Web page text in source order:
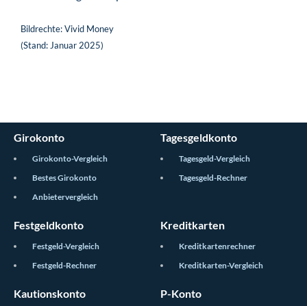
Bildrechte: Vivid Money
(Stand: Januar 2025)
Girokonto
Girokonto-Vergleich
Bestes Girokonto
Anbietervergleich
Tagesgeldkonto
Tagesgeld-Vergleich
Tagesgeld-Rechner
Festgeldkonto
Festgeld-Vergleich
Festgeld-Rechner
Kreditkarten
Kreditkartenrechner
Kreditkarten-Vergleich
Kautionskonto P-Konto